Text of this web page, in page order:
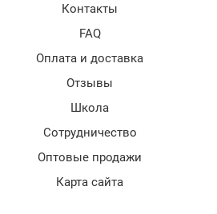
Контакты
FAQ
Оплата и доставка
Отзывы
Школа
Сотрудничество
Оптовые продажи
Карта сайта